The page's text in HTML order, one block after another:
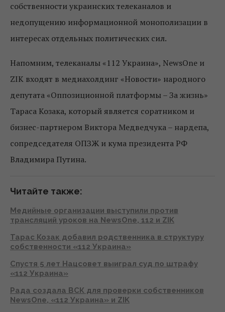
собственности украинских телеканалов и
недопущению информационной монополизации в
интересах отдельных политических сил.
Напомним, телеканалы «112 Украина», NewsOne и
ZIK входят в медиахолдинг «Новости» народного
депутата «Оппозиционной платформы – За жизнь»
Тараса Козака, который является соратником и
бизнес-партнером Виктора Медведчука – нардепа,
сопредседателя ОПЗЖ и кума президента РФ
Владимира Путина.
Читайте также:
Медийные организации выступили против
трансляций уроков на NewsOne, 112 и ZIK
Тарас Козак добавил родственника в структуру
собственности «112 Украина»
Спустя 5 лет Нацсовет выиграл суд по штрафу
«112 Украина»
Рада создала ВСК для проверки собственников
NewsOne, «112 Украина» и ZIK